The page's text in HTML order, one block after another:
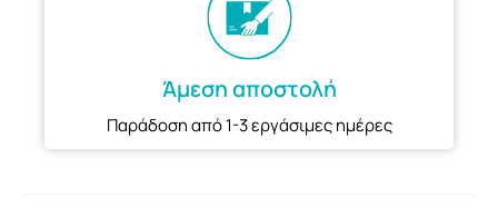
Άμεση αποστολή
Παράδοση από 1-3 εργάσιμες ημέρες